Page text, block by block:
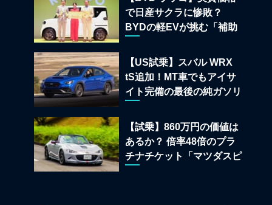
で日産サクラに惨敗？
BYDの軽EVが挑む「補助
界
【US試乗】スバル WRX
tS追加！MT車でもアイサ
イト完備の最後の純ガソリ
【試乗】860万円の価値は
あるか？ 倍率48倍のプラ
チナチケット「マツダスピ